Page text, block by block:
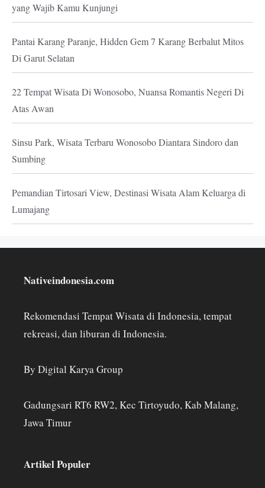
yang Wajib Kamu Kunjungi
Pantai Karang Paranje, Hidden Gem 7 Karang Berbalut Mitos
Di Garut Selatan
22 Tempat Wisata Di Wonosobo, Nuansa Romantis Negeri Di
Atas Awan
Sinsu Park, Wisata Terbaru Wonosobo Diantara Sindoro dan
Sumbing
Pemandian Tirtosari View, Destinasi Wisata Alam Keluarga di
Lumajang
Nativeindonesia.com
Rekomendasi Tempat Wisata di Indonesia, tempat
rekreasi, dan liburan di Indonesia.
By Digital Karya Group
Gadungsari RT6 RW2, Kec Tirtoyudo, Kab Malang,
Jawa Timur
Artikel Populer